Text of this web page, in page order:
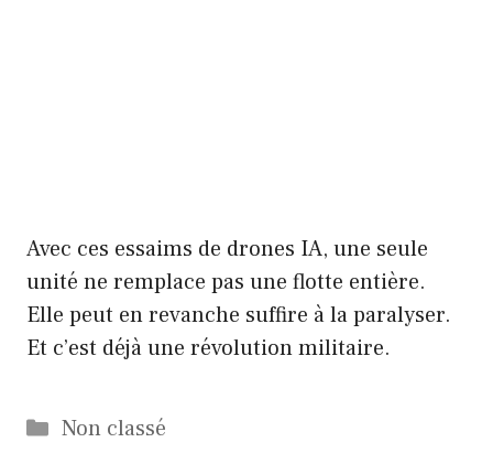
Avec ces essaims de drones IA, une seule
unité ne remplace pas une flotte entière.
Elle peut en revanche suffire à la paralyser.
Et c’est déjà une révolution militaire.
Catégories
Non classé